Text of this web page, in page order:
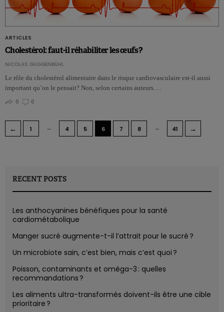
ARTICLES
Cholestérol: faut-il réhabiliter les œufs?
NICOLAS GUGGENBÜHL
Le rôle du cholestérol alimentaire dans le risque cardiovasculaire est-il aussi
important qu’on le pensait? Non, selon certains auteurs.…
0
0
← 1 … 4 5 6 7 8 … 41 →
RECENT POSTS
Les anthocyanines bénéfiques pour la santé
cardiométabolique
Manger sucré augmente-t-il l’attrait pour le sucré ?
Un microbiote sain, c’est bien, mais c’est quoi ?
Poisson, contaminants et oméga-3 : quelles
recommandations ?
Les aliments ultra-transformés doivent-ils être une cible
prioritaire ?